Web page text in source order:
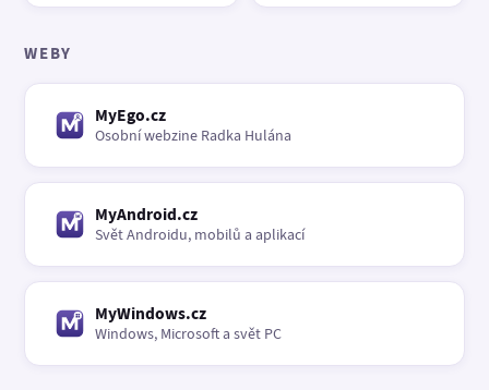
WEBY
MyEgo.cz
Osobní webzine Radka Hulána
MyAndroid.cz
Svět Androidu, mobilů a aplikací
MyWindows.cz
Windows, Microsoft a svět PC